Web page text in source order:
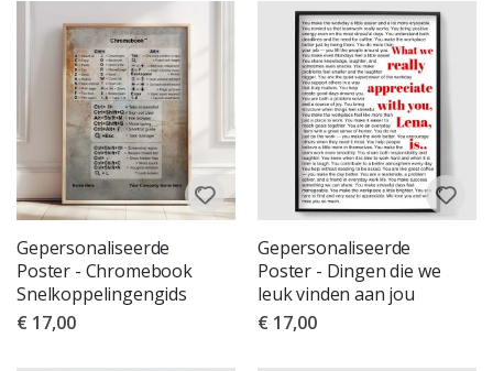
Gepersonaliseerde
Poster - Chromebook
Snelkoppelingengids
€ 17,00
Gepersonaliseerde
Poster - Dingen die we
leuk vinden aan jou
€ 17,00